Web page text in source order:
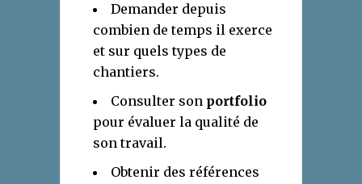
Demander depuis
combien de temps il exerce
et sur quels types de
chantiers.
Consulter son portfolio
pour évaluer la qualité de
son travail.
Obtenir des références